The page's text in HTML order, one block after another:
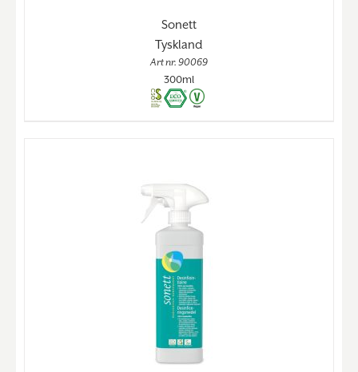
Sonett
Tyskland
Art nr. 90069
300ml